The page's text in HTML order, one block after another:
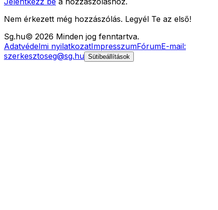
Nem érkezett még hozzászólás. Legyél Te az első!
Sg.hu© 2026 Minden jog fenntartva.
Adatvédelmi nyilatkozatImpresszumFórumE-mail:
szerkesztoseg@sg.hu Sütibeállítások